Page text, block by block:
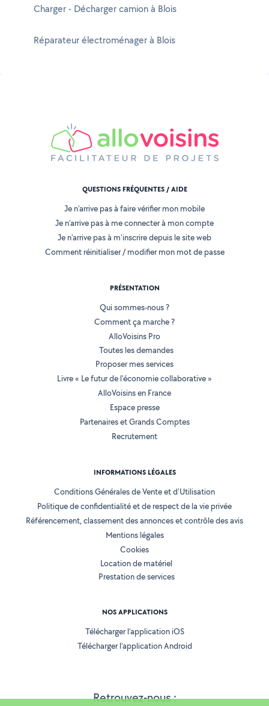
Charger - Décharger camion à Blois
Réparateur électroménager à Blois
Retrouvez-nous :
QUESTIONS FRÉQUENTES / AIDE
Je n'arrive pas à faire vérifier mon mobile
Je n'arrive pas à me connecter à mon compte
Je n'arrive pas à m'inscrire depuis le site web
Comment réinitialiser / modifier mon mot de passe
PRÉSENTATION
Qui sommes-nous ?
Comment ça marche ?
AlloVoisins Pro
Toutes les demandes
Proposer mes services
Livre « Le futur de l'économie collaborative »
AlloVoisins en France
Espace presse
Partenaires et Grands Comptes
Recrutement
INFORMATIONS LÉGALES
Conditions Générales de Vente et d'Utilisation
Politique de confidentialité et de respect de la vie privée
Référencement, classement des annonces et contrôle des avis
Mentions légales
Cookies
Location de matériel
Prestation de services
NOS APPLICATIONS
Télécharger l’application iOS
Télécharger l’application Android